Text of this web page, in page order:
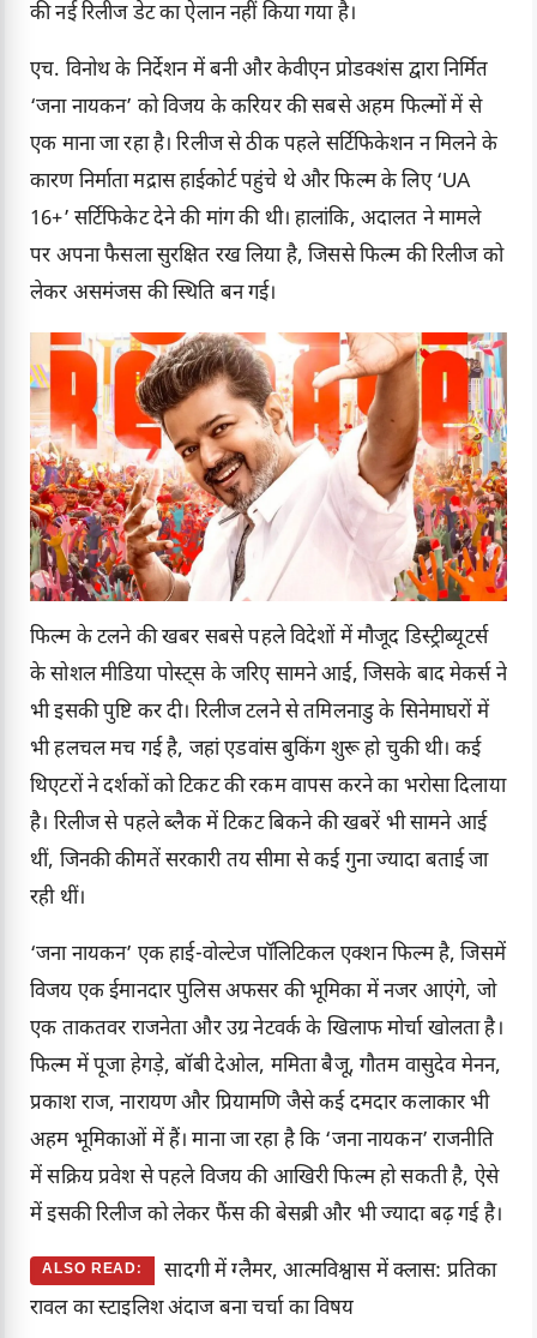
की नई रिलीज डेट का ऐलान नहीं किया गया है।
एच. विनोथ के निर्देशन में बनी और केवीएन प्रोडक्शंस द्वारा निर्मित
‘जना नायकन’ को विजय के करियर की सबसे अहम फिल्मों में से
एक माना जा रहा है। रिलीज से ठीक पहले सर्टिफिकेशन न मिलने के
कारण निर्माता मद्रास हाईकोर्ट पहुंचे थे और फिल्म के लिए ‘UA
16+’ सर्टिफिकेट देने की मांग की थी। हालांकि, अदालत ने मामले
पर अपना फैसला सुरक्षित रख लिया है, जिससे फिल्म की रिलीज को
लेकर असमंजस की स्थिति बन गई।
फिल्म के टलने की खबर सबसे पहले विदेशों में मौजूद डिस्ट्रीब्यूटर्स
के सोशल मीडिया पोस्ट्स के जरिए सामने आई, जिसके बाद मेकर्स ने
भी इसकी पुष्टि कर दी। रिलीज टलने से तमिलनाडु के सिनेमाघरों में
भी हलचल मच गई है, जहां एडवांस बुकिंग शुरू हो चुकी थी। कई
थिएटरों ने दर्शकों को टिकट की रकम वापस करने का भरोसा दिलाया
है। रिलीज से पहले ब्लैक में टिकट बिकने की खबरें भी सामने आई
थीं, जिनकी कीमतें सरकारी तय सीमा से कई गुना ज्यादा बताई जा
रही थीं।
‘जना नायकन’ एक हाई-वोल्टेज पॉलिटिकल एक्शन फिल्म है, जिसमें
विजय एक ईमानदार पुलिस अफसर की भूमिका में नजर आएंगे, जो
एक ताकतवर राजनेता और उग्र नेटवर्क के खिलाफ मोर्चा खोलता है।
फिल्म में पूजा हेगड़े, बॉबी देओल, ममिता बैजू, गौतम वासुदेव मेनन,
प्रकाश राज, नारायण और प्रियामणि जैसे कई दमदार कलाकार भी
अहम भूमिकाओं में हैं। माना जा रहा है कि ‘जना नायकन’ राजनीति
में सक्रिय प्रवेश से पहले विजय की आखिरी फिल्म हो सकती है, ऐसे
में इसकी रिलीज को लेकर फैंस की बेसब्री और भी ज्यादा बढ़ गई है।
ALSO READ:
सादगी में ग्लैमर, आत्मविश्वास में क्लास: प्रतिका
रावल का स्टाइलिश अंदाज बना चर्चा का विषय